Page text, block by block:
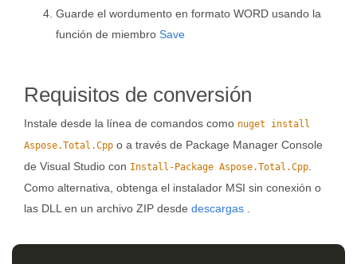
Guarde el wordumento en formato WORD usando la
función de miembro Save
Requisitos de conversión
Instale desde la línea de comandos como nuget install
Aspose.Total.Cpp o a través de Package Manager Console
de Visual Studio con Install-Package Aspose.Total.Cpp
Como alternativa, obtenga el instalador MSI sin conexión o
las DLL en un archivo ZIP desde descargas